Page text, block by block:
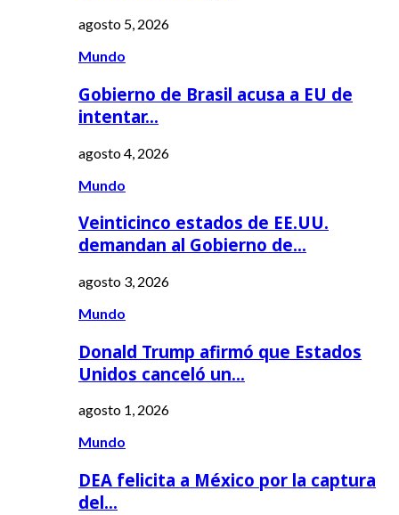
agosto 5, 2026
Mundo
Gobierno de Brasil acusa a EU de
intentar…
agosto 4, 2026
Mundo
Veinticinco estados de EE.UU.
demandan al Gobierno de…
agosto 3, 2026
Mundo
Donald Trump afirmó que Estados
Unidos canceló un…
agosto 1, 2026
Mundo
DEA felicita a México por la captura
del…